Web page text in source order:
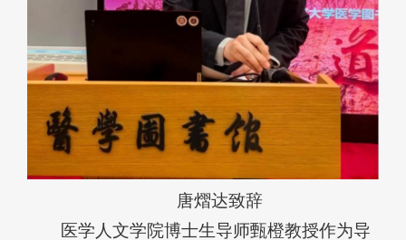
唐熠达致辞
医学人文学院博士生导师甄橙教授作为导